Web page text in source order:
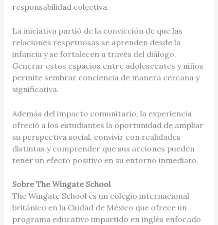
responsabilidad colectiva.
La iniciativa partió de la convicción de que las
relaciones respetuosas se aprenden desde la
infancia y se fortalecen a través del diálogo.
Generar estos espacios entre adolescentes y niños
permite sembrar conciencia de manera cercana y
significativa.
Además del impacto comunitario, la experiencia
ofreció a los estudiantes la oportunidad de ampliar
su perspectiva social, convivir con realidades
distintas y comprender que sus acciones pueden
tener un efecto positivo en su entorno inmediato.
Sobre The Wingate School
The Wingate School es un colegio internacional
británico en la Ciudad de México que ofrece un
programa educativo impartido en inglés enfocado